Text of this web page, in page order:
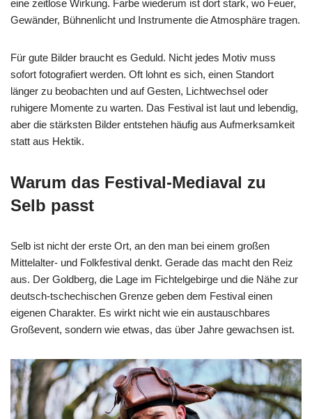
eine zeitlose Wirkung. Farbe wiederum ist dort stark, wo Feuer,
Gewänder, Bühnenlicht und Instrumente die Atmosphäre tragen.
Für gute Bilder braucht es Geduld. Nicht jedes Motiv muss
sofort fotografiert werden. Oft lohnt es sich, einen Standort
länger zu beobachten und auf Gesten, Lichtwechsel oder
ruhigere Momente zu warten. Das Festival ist laut und lebendig,
aber die stärksten Bilder entstehen häufig aus Aufmerksamkeit
statt aus Hektik.
Warum das Festival-Mediaval zu
Selb passt
Selb ist nicht der erste Ort, an den man bei einem großen
Mittelalter- und Folkfestival denkt. Gerade das macht den Reiz
aus. Der Goldberg, die Lage im Fichtelgebirge und die Nähe zur
deutsch-tschechischen Grenze geben dem Festival einen
eigenen Charakter. Es wirkt nicht wie ein austauschbares
Großevent, sondern wie etwas, das über Jahre gewachsen ist.